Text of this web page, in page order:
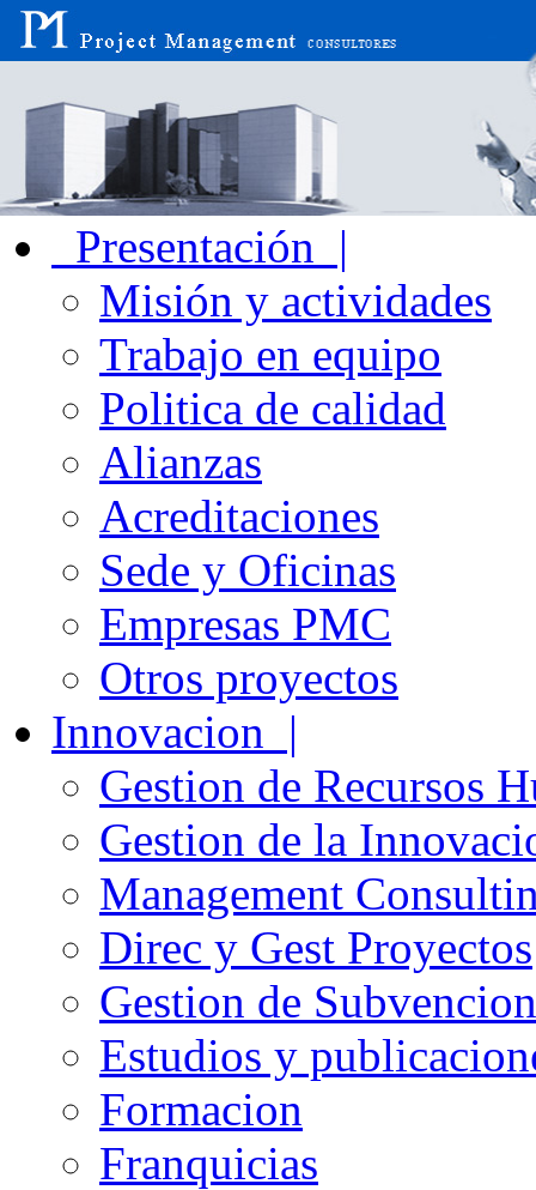
Presentación |
Misión y actividades
Trabajo en equipo
Politica de calidad
Alianzas
Acreditaciones
Sede y Oficinas
Empresas PMC
Otros proyectos
Innovacion |
Gestion de Recursos
Gestion de la
Management
Direc y Gest Proyectos
Gestion de
Estudios y
Formacion
Franquicias